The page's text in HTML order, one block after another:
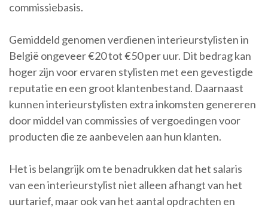
commissiebasis.
Gemiddeld genomen verdienen interieurstylisten in
België ongeveer €20 tot €50 per uur. Dit bedrag kan
hoger zijn voor ervaren stylisten met een gevestigde
reputatie en een groot klantenbestand. Daarnaast
kunnen interieurstylisten extra inkomsten genereren
door middel van commissies of vergoedingen voor
producten die ze aanbevelen aan hun klanten.
Het is belangrijk om te benadrukken dat het salaris
van een interieurstylist niet alleen afhangt van het
uurtarief, maar ook van het aantal opdrachten en